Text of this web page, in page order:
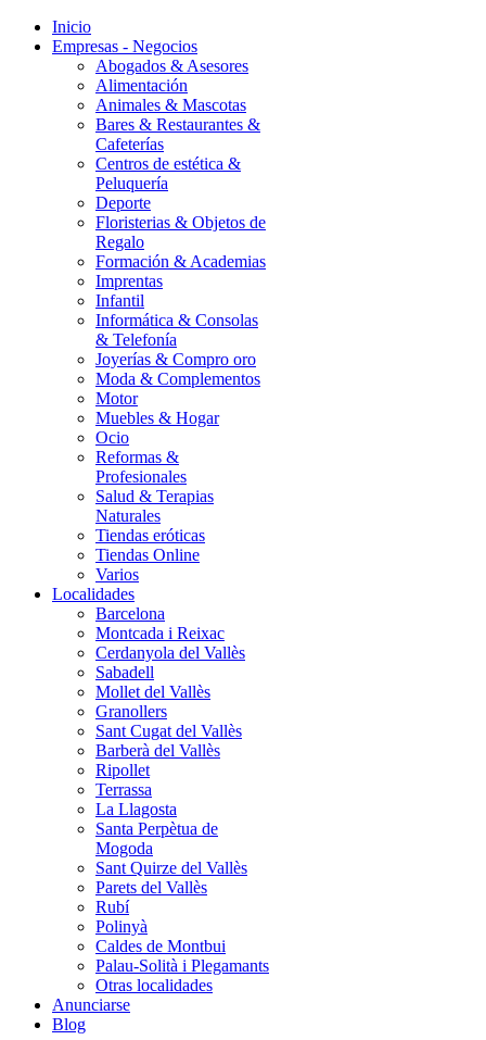
Inicio
Empresas - Negocios
Abogados & Asesores
Alimentación
Animales & Mascotas
Bares & Restaurantes &
Cafeterías
Centros de estética &
Peluquería
Deporte
Floristerias & Objetos de
Regalo
Formación & Academias
Imprentas
Infantil
Informática & Consolas
& Telefonía
Joyerías & Compro oro
Moda & Complementos
Motor
Muebles & Hogar
Ocio
Reformas &
Profesionales
Salud & Terapias
Naturales
Tiendas eróticas
Tiendas Online
Varios
Localidades
Barcelona
Montcada i Reixac
Cerdanyola del Vallès
Sabadell
Mollet del Vallès
Granollers
Sant Cugat del Vallès
Barberà del Vallès
Ripollet
Terrassa
La Llagosta
Santa Perpètua de
Mogoda
Sant Quirze del Vallès
Parets del Vallès
Rubí
Polinyà
Caldes de Montbui
Palau-Solità i Plegamants
Otras localidades
Anunciarse
Blog